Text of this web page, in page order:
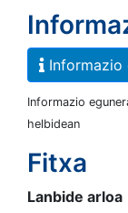
Informazio
Informazio
helbidean
Fitxa
Lanbide arloa